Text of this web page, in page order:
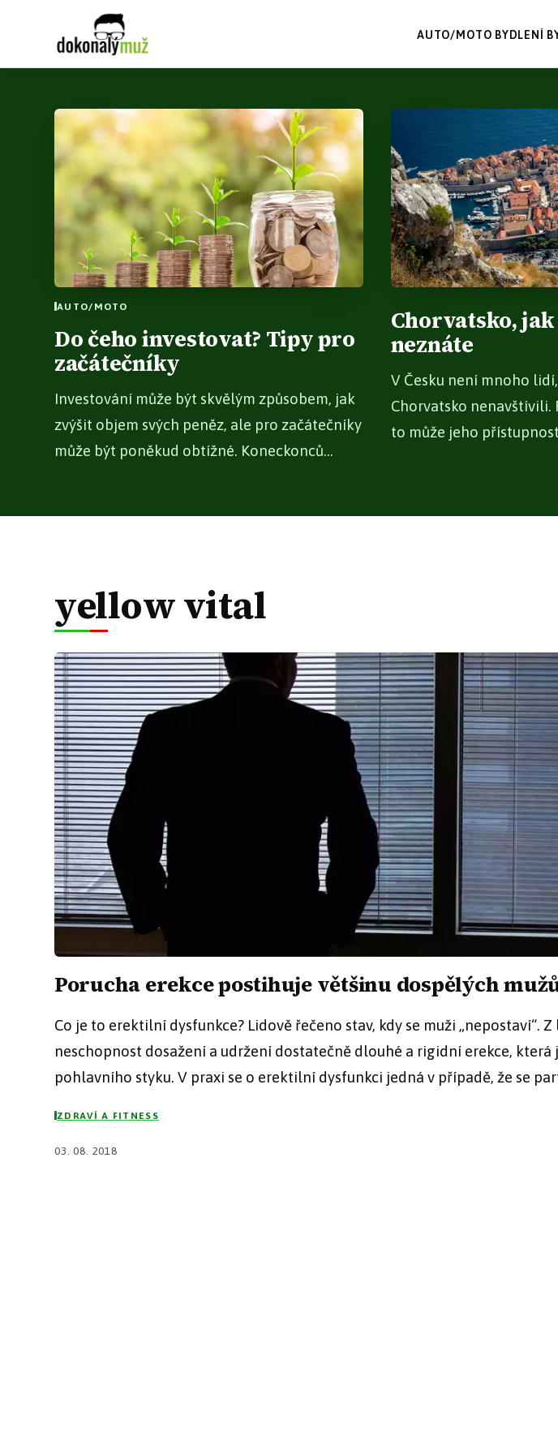
AUTO/MOTO BYDLENÍ
Do čeho investovat? Tipy pro
začátečníky
Investování může být skvělým způsobem, jak
zvýšit objem svých peněz, ale pro začátečníky
může být poněkud obtížné. Koneckonců...
AUTO/MOTO
Chorvatsko,
neznáte
V Česku není mnoho
Chorvatsko nenavštívili.
to může jeho
yellow vital
Porucha erekce postihuje většinu dospělých
Co je to erektilní dysfunkce? Lidově řečeno stav, kdy se muži „nepostaví“.
neschopnost dosažení a udržení dostatečně dlouhé a rigidní erekce,
pohlavního styku. V praxi se o erektilní dysfunkci jedná v případě, že se
ZDRAVÍ A FITNESS
03. 08. 2018